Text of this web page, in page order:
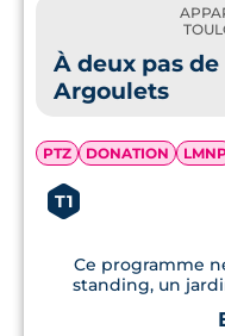
À deux pas
Argoulets
PTZ DONATION
T1
Ce programme
standing, un
appartements dotés
le tout dans